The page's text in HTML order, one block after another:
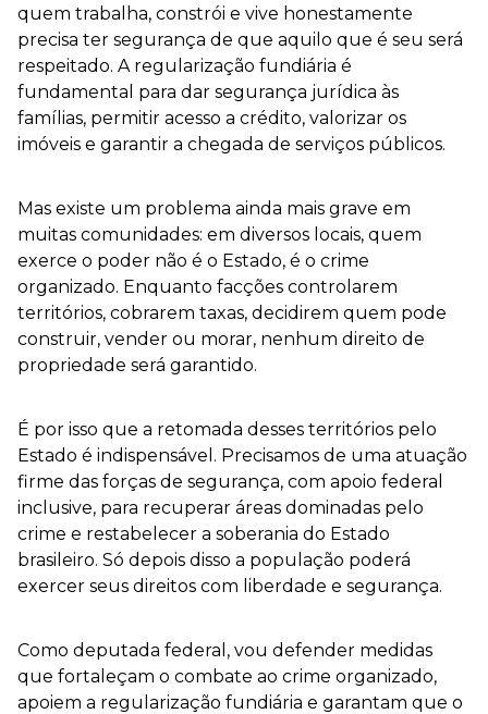
quem trabalha, constrói e vive honestamente
precisa ter segurança de que aquilo que é seu será
respeitado. A regularização fundiária é
fundamental para dar segurança jurídica às
famílias, permitir acesso a crédito, valorizar os
imóveis e garantir a chegada de serviços públicos.
Mas existe um problema ainda mais grave em
muitas comunidades: em diversos locais, quem
exerce o poder não é o Estado, é o crime
organizado. Enquanto facções controlarem
territórios, cobrarem taxas, decidirem quem pode
construir, vender ou morar, nenhum direito de
propriedade será garantido.
É por isso que a retomada desses territórios pelo
Estado é indispensável. Precisamos de uma atuação
firme das forças de segurança, com apoio federal
inclusive, para recuperar áreas dominadas pelo
crime e restabelecer a soberania do Estado
brasileiro. Só depois disso a população poderá
exercer seus direitos com liberdade e segurança.
Como deputada federal, vou defender medidas
que fortaleçam o combate ao crime organizado,
apoiem a regularização fundiária e garantam que o